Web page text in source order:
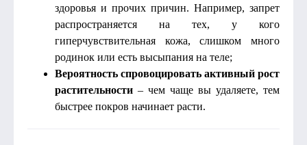
здоровья и прочих причин. Например, запрет
распространяется на тех, у кого
гиперчувствительная кожа, слишком много
родинок или есть высыпания на теле;
Вероятность спровоцировать активный рост
растительности – чем чаще вы удаляете, тем
быстрее покров начинает расти.